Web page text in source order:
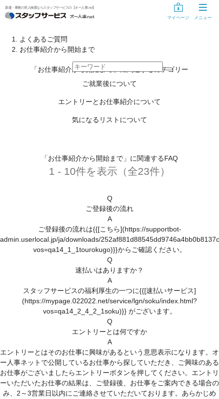
派遣・事務の求人検索ならスタッフサービスの【オー人事.net】
マイページ メニュー
お仕事を探す
スタッフサービスに登録する
情報入力の開始・再開
登録手続き用ID・パスワードを忘れた方、変更する方へ
登録がお済みの方
マイページはこちら
ユーザーID・パスワードを忘れた方へ
登録スタッフ限定！マイページとは？
お友達紹介キャンペーン
わたしらしく働くヒントが見つかるコラム
スタッフサービスについて
スタッフサービスの安心サポート
よくあるご質問
お仕事紹介から開始まで
「お仕事紹介から開始まで」に関連するカテゴリー
ご就業後について
エントリーとお仕事紹介について
気になるリストについて
「お仕事紹介から開始まで」に関連するFAQ
1 - 10件を表示（全23件）
Q
ご登録後の流れ
A
ご登録後の流れは{{[こちら](https://supportbot-
admin.userlocal.jp/ja/downloads/
vos=qa14_1_1tourokugo)}}からご確認ください。
Q
速払いはありますか？
A
スタッフサービスの福利厚生の一つに{{[速払いサービス]
(https://mypage.022022.net/service/lgn/soku/index.html?
vos=qa14_2_4_2_1soku)}} がございます。
Q
エントリーとは何ですか
A
エントリーとはそのお仕事に興味があるという意思表示になります。オ
ー人事ネットで公開しているお仕事から探していただき、ご興味のある
お仕事がございましたらエントリーボタンを押してください。エントリ
ーいただいたお仕事の結果は、ご登録後、お仕事をご案内できる場合の
み、2～3営業日以内にご連絡させていただいております。あらかじめ